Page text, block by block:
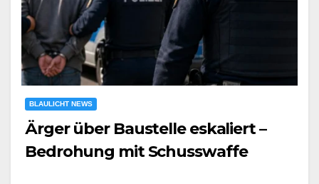
BLAULICHT NEWS
Ärger über Baustelle eskaliert –
Bedrohung mit Schusswaffe